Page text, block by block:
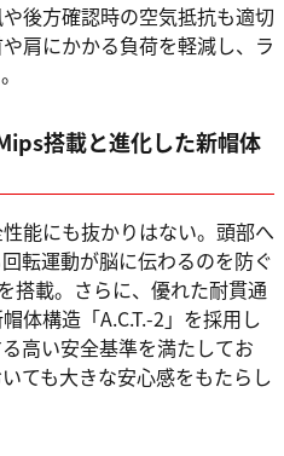
後方確認時の空気抵抗も適切
肩にかかる負荷を軽減し、ラ
搭載と進化した新帽体
能にも抜かりはない。頭部へ
転運動が脳に伝わるのを防ぐ
搭載。さらに、優れた耐貫通
体構造「A.C.T.-2」を採用し
高い安全基準を満たしてお
ても大きな安心感をもたらし